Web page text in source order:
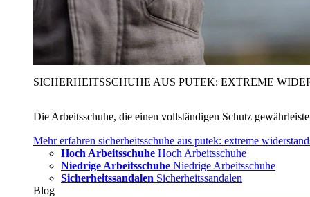
SICHERHEITSSCHUHE AUS PUTEK: EXTREME
Die Arbeitsschuhe, die einen vollständigen Schutz
Mehr erfahren sicherheitsschuhe aus putek: extreme
Hoch Arbeitsschuhe Hoch Arbeitsschuhe
Niedrige Arbeitsschuhe Niedrige Arbeitsschuhe
Sicherheitssandalen Sicherheitssandalen
Blog